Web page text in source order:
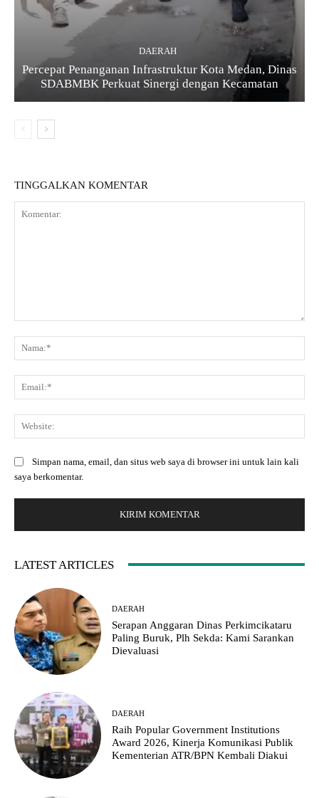
DAERAH
Percepat Penanganan Infrastruktur Kota Medan, Dinas
SDABMBK Perkuat Sinergi dengan Kecamatan
TINGGALKAN KOMENTAR
Simpan nama, email, dan situs web saya di browser ini untuk lain kali
saya berkomentar.
LATEST ARTICLES
DAERAH
Serapan Anggaran Dinas Perkimcikataru
Paling Buruk, Plh Sekda: Kami Sarankan
Dievaluasi
DAERAH
Raih Popular Government Institutions
Award 2026, Kinerja Komunikasi Publik
Kementerian ATR/BPN Kembali Diakui